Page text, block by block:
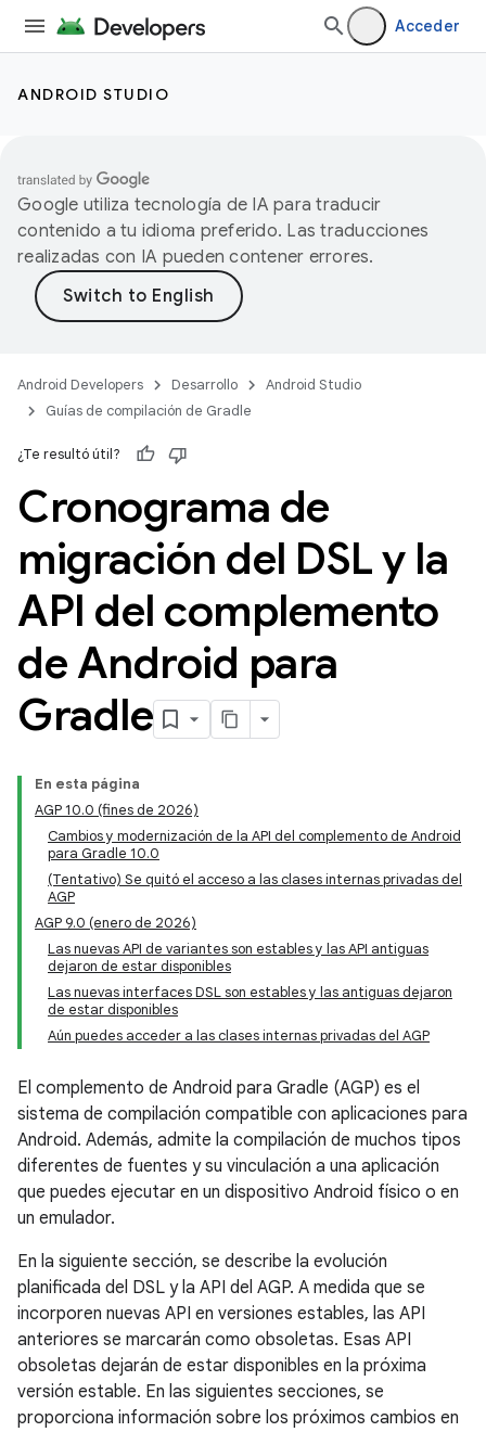
Acceder
ANDROID STUDIO
Google utiliza tecnología de IA para traducir
contenido a tu idioma preferido. Las traducciones
realizadas con IA pueden contener errores.
Android Developers Desarrollo
Android Studio
Guías de compilación de Gradle
¿Te resultó útil?
Cronograma de
migración del DSL y la
API del complemento
de Android para
Gradle
En esta página
AGP 10.0 (fines de 2026)
Cambios y modernización de la API del complemento de Android
para Gradle 10.0
(Tentativo) Se quitó el acceso a las clases internas privadas del
AGP
AGP 9.0 (enero de 2026)
Las nuevas API de variantes son estables y las API antiguas
dejaron de estar disponibles
Las nuevas interfaces DSL son estables y las antiguas dejaron
de estar disponibles
Aún puedes acceder a las clases internas privadas del AGP
El complemento de Android para Gradle (AGP) es el
sistema de compilación compatible con aplicaciones para
Android. Además, admite la compilación de muchos tipos
diferentes de fuentes y su vinculación a una aplicación
que puedes ejecutar en un dispositivo Android físico o en
un emulador.
En la siguiente sección, se describe la evolución
planificada del DSL y la API del AGP. A medida que se
incorporen nuevas API en versiones estables, las API
anteriores se marcarán como obsoletas. Esas API
obsoletas dejarán de estar disponibles en la próxima
versión estable. En las siguientes secciones, se
proporciona información sobre los próximos cambios en